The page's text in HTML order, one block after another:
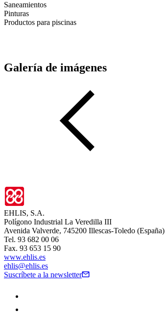
Saneamientos
Pinturas
Productos para piscinas
Galería de imágenes
EHLIS, S.A.
Polígono Industrial La Veredilla III
Avenida Valverde, 745200 Illescas-Toledo (España)
Tel. 93 682 00 06
Fax. 93 653 15 90
www.ehlis.es
ehlis@ehlis.es
Suscríbete a la newsletter